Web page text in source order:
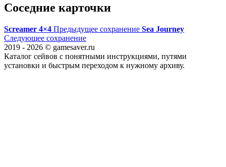
Соседние карточки
Screamer 4×4 Предыдущее сохранение Sea Journey
Следующее сохранение
2019 - 2026 © gamesaver.ru
Каталог сейвов с понятными инструкциями, путями
установки и быстрым переходом к нужному архиву.